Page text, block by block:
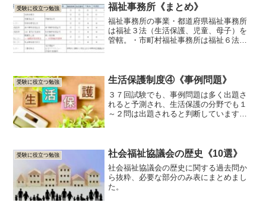
受験に役立つ勉強 福祉事務所《まとめ》
福祉事務所の事業・都道府県福祉事務所
は福祉３法（生活保護、児童、母子）を
管轄。・市町村福祉事務所は福祉６法
（老人及び身体障害者福祉分...
受験に役立つ勉強 生活保護制度④《事例問題》
３７回試験でも、事例問題は多く出題さ
れると予測され、生活保護の分野でも１
～２問は出題されると判断しています。
いくと頭に残り易いですし...
受験に役立つ勉強 社会福祉協議会の歴史《10選》
社会福祉協議会の歴史に関する過去問か
ら抜粋、必要な部分のみ表にまとめまし
た。